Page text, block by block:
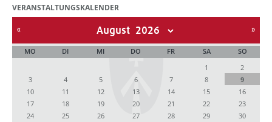
VERANSTALTUNGSKALENDER
August
MO DI MI DO FR SA
SO
1
2
3
4 5 6 7 8
9
10
11 12 13 14 15
16
17
18 19 20 21 22
23
24
25 26 27 28 29
30